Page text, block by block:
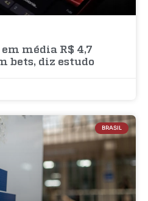
média R$ 4,7
bets, diz estudo
BRASIL